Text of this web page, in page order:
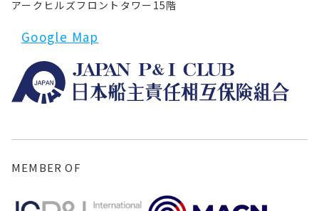
アークヒルズフロントタワー15階
Google Map
MEMBER OF